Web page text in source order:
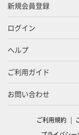
新規会員登録
ログイン
ヘルプ
ご利用ガイド
お問い合わせ
ご利用規約